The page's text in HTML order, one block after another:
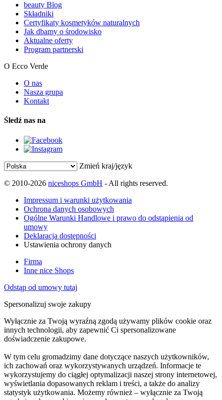
beauty Blog
Składniki
Certyfikaty kosmetyków naturalnych
Jak dbamy o środowisko
Aktualne oferty
Program partnerski
O Ecco Verde
O nas
Nasza grupa
Kontakt
Śledź nas na
Zmień kraj/język
© 2010-2026 niceshops GmbH - All rights reserved.
Impressum i warunki użytkowania
Ochrona danych osobowych
Ogólne Warunki Handlowe i prawo do odstąpienia od
umowy
Deklaracja dostępności
Ustawienia ochrony danych
Firma
Inne nice Shops
Odstąp od umowy tutaj
Spersonalizuj swoje zakupy
Wyłącznie za Twoją wyraźną zgodą używamy plików cookie oraz
innych technologii, aby zapewnić Ci spersonalizowane
doświadczenie zakupowe.
W tym celu gromadzimy dane dotyczące naszych użytkowników,
ich zachowań oraz wykorzystywanych urządzeń. Informacje te
wykorzystujemy do ciągłej optymalizacji naszej strony internetowej,
wyświetlania dopasowanych reklam i treści, a także do analizy
statystyk użytkowania. Możemy również – wyłącznie za Twoją